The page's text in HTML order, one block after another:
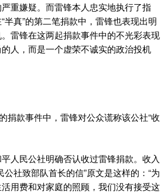
重嫌疑。而雷锋本人忠实地执行了指
半真”的第二笔捐款中，雷锋也表现出明
雷锋在这两起捐款事件中的不光彩表现
人，而是一个虚荣不诚实的政治投机
捐款事件中，雷锋对公众谎称该公社“收
人民公社明确否认收过雷锋捐款。收入
公社致部队首长的信”原文是这样的：“为
用费和对家庭的照顾，我们没有接受这